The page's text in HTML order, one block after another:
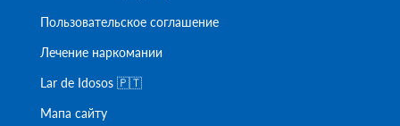
Пользовательское соглашение
Лечение наркомании
Lar de Idosos 🇵🇹
Мапа сайту